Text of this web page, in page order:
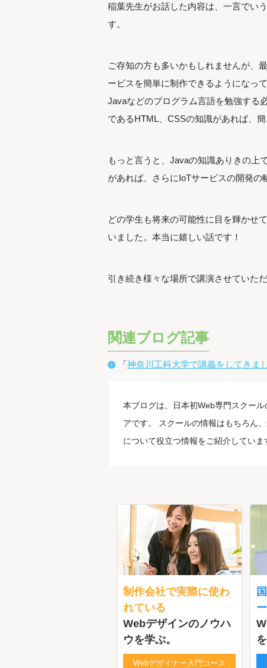
稲葉先生がお話した内容は、一言でい
す。
ご存知の方も多いかもしれませんが、
ービスを簡単に制作できるようになっ
Javaなどのプログラム言語を勉強する
であるHTML、CSSの知識があれば、
もっと言うと、Javaの知識ありきの上
があれば、さらにIoTサービスの開発の
どの学生も将来の可能性に目を輝かせ
いました。本当に嬉しい話です！
引き続き様々な場所で講演させていた
関連ブログ記事
「神奈川工科大学で講義をしてきま
本ブログは、日本初Web専門スクール
アです。 スクールの情報はもちろん
について役立つ情報をご紹介していま
制作会社で実際に使わ
れている
Webデザインのノウハ
ウを学ぶ。
Webデザイナー入門コース